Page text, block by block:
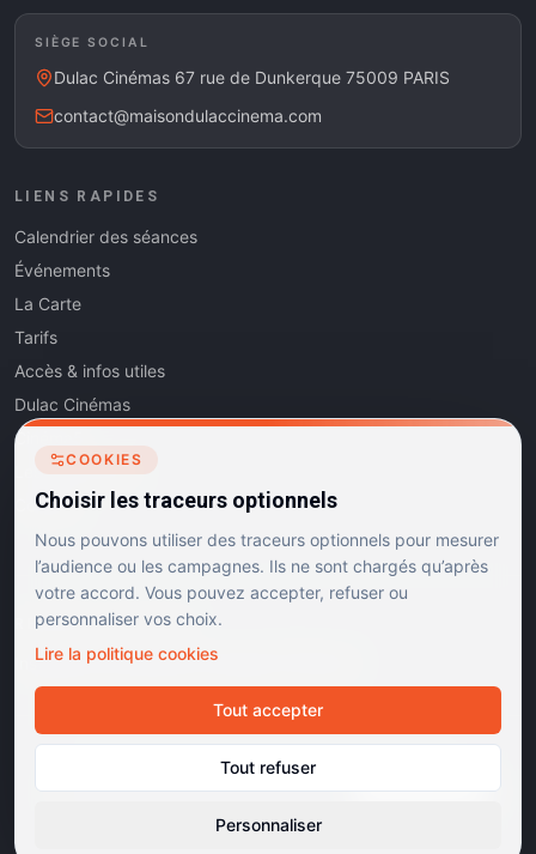
SIÈGE SOCIAL
Dulac Cinémas 67 rue de Dunkerque 75009 PARIS
contact@maisondulaccinema.com
LIENS RAPIDES
Calendrier des séances
Événements
La Carte
Tarifs
Accès & infos utiles
Dulac Cinémas
Cinéma5
Les Dits de l'Art
Contact
RÉSEAUX SOCIAUX
Instagram Facebook Linkedin
Dulac Cinémas. Tous droits réservés.
Mentions légalesConfidentialitéCookiesGérer les cookies
Cinémas d'art et d'essai · Labels Europa Cinemas
COOKIES
Choisir les traceurs optionnels
Nous pouvons utiliser des traceurs optionnels pour mesurer
l’audience ou les campagnes. Ils ne sont chargés qu’après
votre accord. Vous pouvez accepter, refuser ou
personnaliser vos choix.
Lire la politique cookies
Tout accepter
Tout refuser
Personnaliser